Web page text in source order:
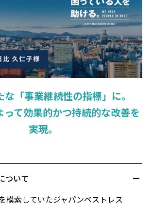
な「事業継続性の指標」に。
って効果的かつ持続的な改善を
実現。
ついて
模索していたジャパンベストレス